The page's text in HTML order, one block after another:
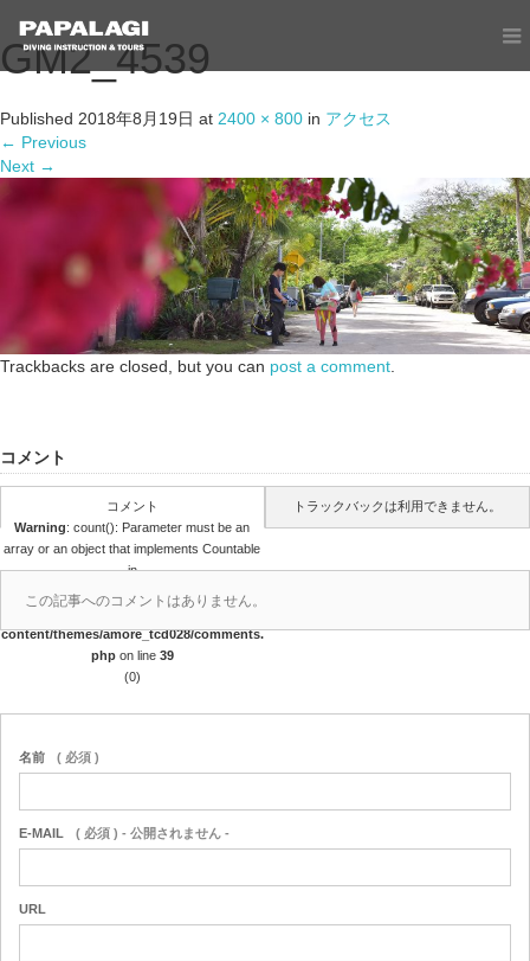
GM2_4539
Published 2018年8月19日 at 2400 × 800 in アクセス
← Previous
Next →
Trackbacks are closed, but you can post a comment.
コメント
コメント
Warning: count(): Parameter must be an
array or an object that implements Countable
in
/home/papalagi/papalagiguam.com/public
content/themes/amore_tcd028/comments.
php on line 39
(0)
トラックバックは利用できません。
この記事へのコメントはありません。
名前 ( 必須 )
E-MAIL ( 必須 ) - 公開されません -
URL